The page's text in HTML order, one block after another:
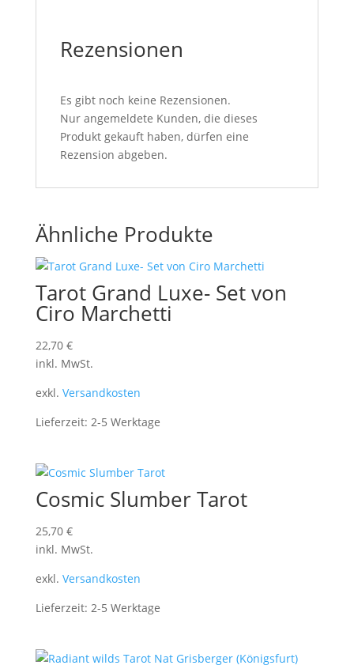
Rezensionen
Es gibt noch keine Rezensionen.
Nur angemeldete Kunden, die dieses
Produkt gekauft haben, dürfen eine
Rezension abgeben.
Ähnliche Produkte
Tarot Grand Luxe- Set von
Ciro Marchetti
22,70 €
inkl. MwSt.
exkl. Versandkosten
Lieferzeit: 2-5 Werktage
Cosmic Slumber Tarot
25,70 €
inkl. MwSt.
exkl. Versandkosten
Lieferzeit: 2-5 Werktage